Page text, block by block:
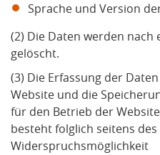
Sprache und Version
(2) Die Daten werden nach
gelöscht.
(3) Die Erfassung der
Website und die
für den Betrieb der
besteht folglich seitens
Widerspruchsmöglichkeit